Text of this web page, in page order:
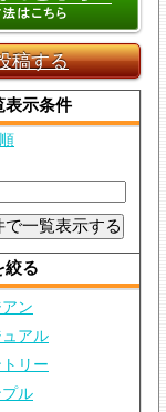
稿する
表示条件
絞る
ン
アル
リー
ル